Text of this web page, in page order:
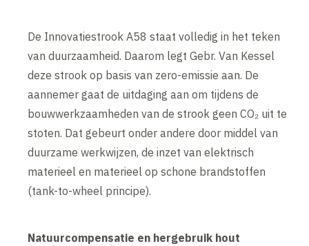
De Innovatiestrook A58 staat volledig in het teken
van duurzaamheid. Daarom legt Gebr. Van Kessel
deze strook op basis van zero-emissie aan. De
aannemer gaat de uitdaging aan om tijdens de
bouwwerkzaamheden van de strook geen CO₂ uit te
stoten. Dat gebeurt onder andere door middel van
duurzame werkwijzen, de inzet van elektrisch
materieel en materieel op schone brandstoffen
(tank-to-wheel principe).
Natuurcompensatie en hergebruik hout